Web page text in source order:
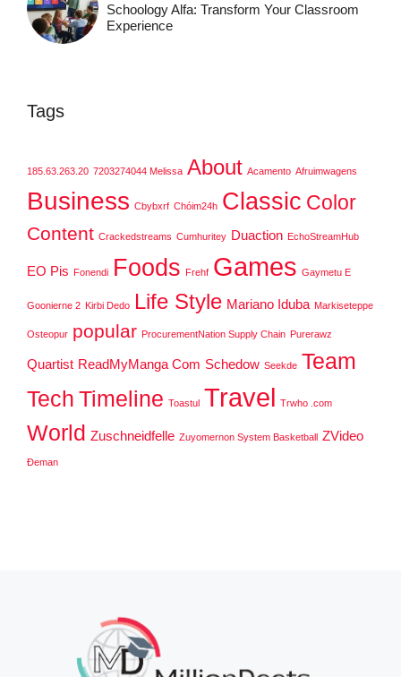
Schoology Alfa: Transform Your Classroom
Experience
Tags
185.63.263.20 7203274044 Melissa About Acamento Afruimwagens
Business Cbybxrf Chóim24h Classic Color
Content Crackedstreams Cumhuritey Duaction EchoStreamHub
EO Pis Fonendi Foods Frehf Games Gaymetu E
Goonierne 2 Kirbi Dedo Life Style Mariano Iduba Markiseteppe
Osteopur popular ProcurementNation Supply Chain Purerawz
Quartist ReadMyManga Com Schedow Seekde Team
Tech Timeline Toastul Travel Trwho .com
World Zuschneidfelle Zuyomernon System Basketball ZVideo
Đeman